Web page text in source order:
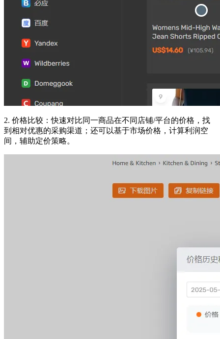
2. 价格比较：快速对比同一商品在不同店铺/平台的价格，找
到相对优惠的采购渠道；还可以基于市场价格，计算利润空
间，辅助定价策略。